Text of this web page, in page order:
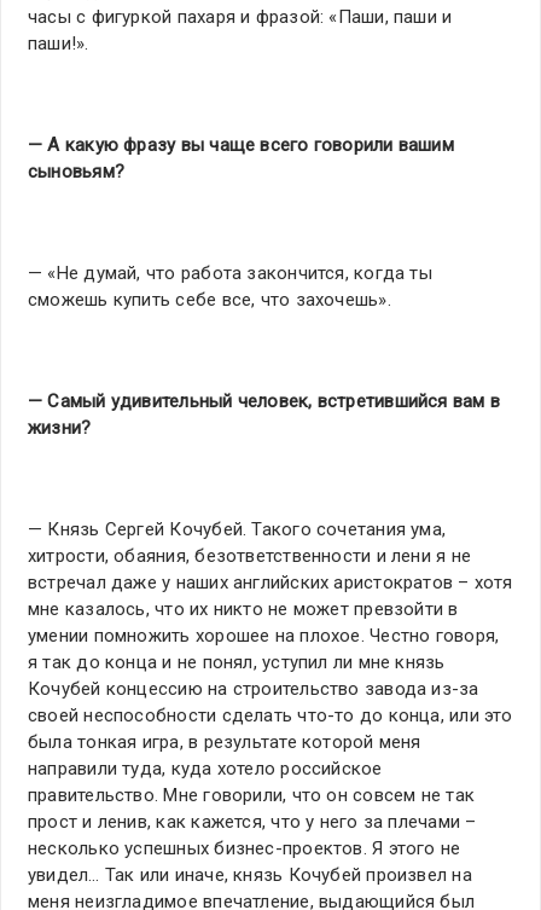
часы с фигуркой пахаря и фразой: «Паши, паши и
паши!».
— А какую фразу вы чаще всего говорили вашим
сыновьям?
— «Не думай, что работа закончится, когда ты
сможешь купить себе все, что захочешь».
— Самый удивительный человек, встретившийся вам в
жизни?
— Князь Сергей Кочубей. Такого сочетания ума,
хитрости, обаяния, безответственности и лени я не
встречал даже у наших английских аристократов – хотя
мне казалось, что их никто не может превзойти в
умении помножить хорошее на плохое. Честно говоря,
я так до конца и не понял, уступил ли мне князь
Кочубей концессию на строительство завода из-за
своей неспособности сделать что-то до конца, или это
была тонкая игра, в результате которой меня
направили туда, куда хотело российское
правительство. Мне говорили, что он совсем не так
прост и ленив, как кажется, что у него за плечами –
несколько успешных бизнес-проектов. Я этого не
увидел… Так или иначе, князь Кочубей произвел на
меня неизгладимое впечатление, выдающийся был